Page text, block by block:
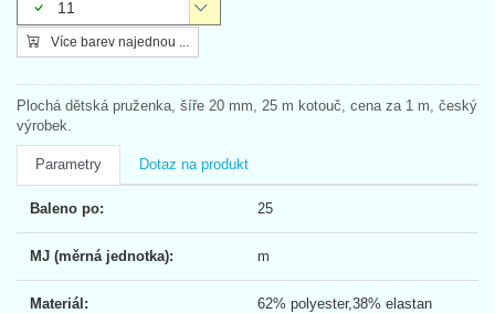
11
Více barev najednou ...
Plochá dětská pruženka, šíře 20 mm, 25 m kotouč, cena za 1 m, český
výrobek.
Parametry Dotaz na produkt
Baleno po: 25
MJ (měrná jednotka): m
Materiál: 62% polyester,38% elastan